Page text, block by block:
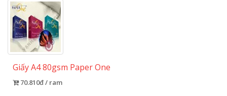
Giấy A4 80gsm Paper One
70.810đ / ram